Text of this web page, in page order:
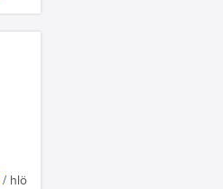
/ hlö